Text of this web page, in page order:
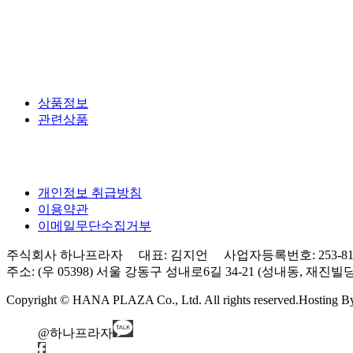
상품정보
관련상품
개인정보 취급방침
이용약관
이메일무단수집거부
주식회사 하나프라자 대표: 김지언 사업자등록번호: 253-
주소: (우 05398) 서울 강동구 성내로6길 34-21 (성내동, 재진
Copyright © HANA PLAZA Co., Ltd. All rights reserved.Hosting
@하나프라자